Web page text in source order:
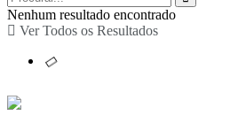
Nenhum resultado encontrado
Ver Todos os Resultados